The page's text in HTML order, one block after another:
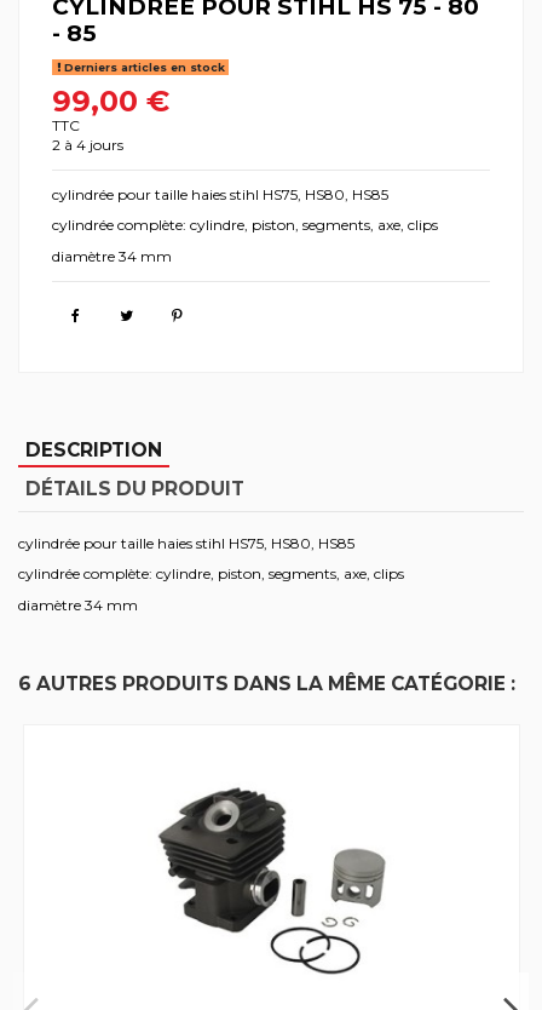
CYLINDRÉE POUR STIHL HS 75 - 80
- 85
Derniers articles en stock
99,00 €
TTC
2 à 4 jours
cylindrée pour taille haies stihl HS75, HS80, HS85
cylindrée complète: cylindre, piston, segments, axe, clips
diamètre 34 mm
DESCRIPTION
DÉTAILS DU PRODUIT
cylindrée pour taille haies stihl HS75, HS80, HS85
cylindrée complète: cylindre, piston, segments, axe, clips
diamètre 34 mm
6 AUTRES PRODUITS DANS LA MÊME CATÉGORIE :